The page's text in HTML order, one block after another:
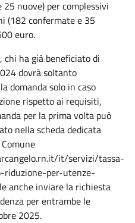
nuove) per complessivi
(182 confermate e 35
euro.
chi ha già beneficiato di
dovrà soltanto
domanda solo in caso
rispetto ai requisiti,
per la prima volta può
nella scheda dedicata
it/servizi/tassa-
per-utenze-
anche inviare la richiesta
per entrambe le
2025.